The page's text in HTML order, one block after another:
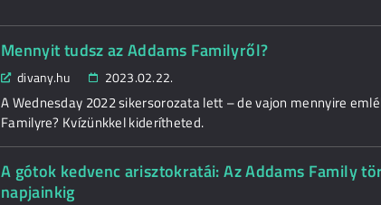
Mennyit tudsz az Addams Familyről?
divany.hu 2023.02.22.
A Wednesday 2022 sikersorozata lett – de vajon mennyire
Familyre? Kvízünkkel kiderítheted.
A gótok kedvenc arisztokratái: Az Addams Family
napjainkig